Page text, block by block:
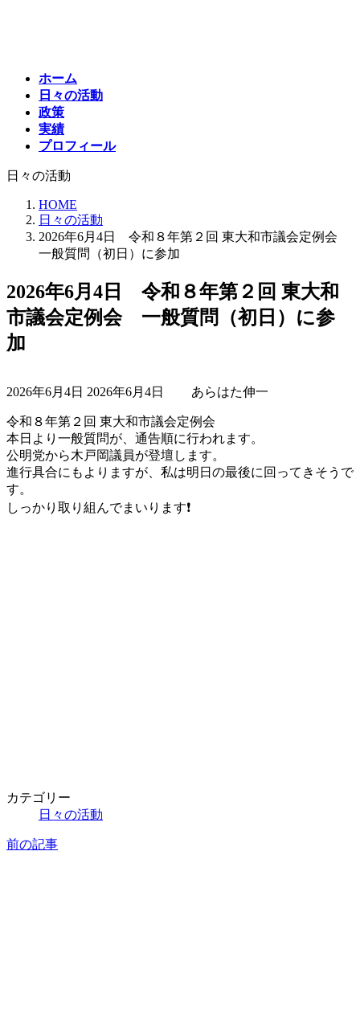
ホーム
日々の活動
政策
実績
プロフィール
日々の活動
HOME
日々の活動
2026年6月4日 令和８年第２回 東大和市議会定例会
一般質問（初日）に参加
2026年6月4日 令和８年第２回 東大和
市議会定例会 一般質問（初日）に参
加
2026年6月4日 終
更
新
日
時
:
2026年6月4日 あらはた伸一
令和８年第２回 東大和市議会定例会
本日より一般質問が、通告順に行われます。
公明党から木戸岡議員が登壇します。
進行具合にもよりますが、私は明日の最後に回ってきそうで
す。
しっかり取り組んでまいります❗️
カテゴリー
日々の活動
前の記事